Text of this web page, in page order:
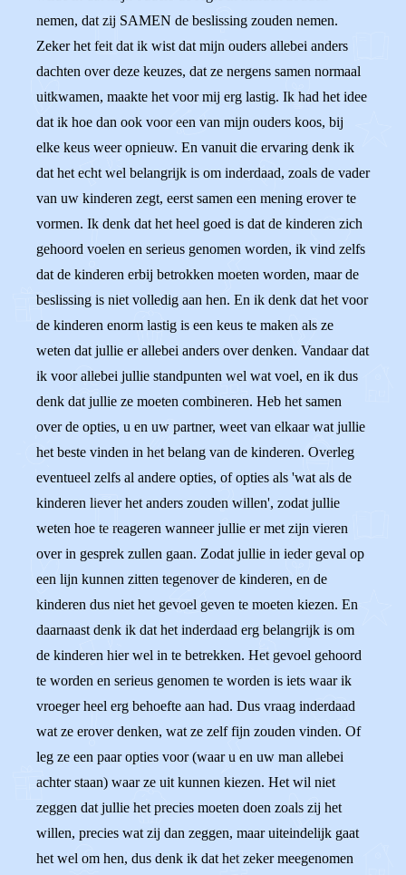
nemen, dat zij SAMEN de beslissing zouden nemen.
Zeker het feit dat ik wist dat mijn ouders allebei anders
dachten over deze keuzes, dat ze nergens samen normaal
uitkwamen, maakte het voor mij erg lastig. Ik had het idee
dat ik hoe dan ook voor een van mijn ouders koos, bij
elke keus weer opnieuw. En vanuit die ervaring denk ik
dat het echt wel belangrijk is om inderdaad, zoals de vader
van uw kinderen zegt, eerst samen een mening erover te
vormen. Ik denk dat het heel goed is dat de kinderen zich
gehoord voelen en serieus genomen worden, ik vind zelfs
dat de kinderen erbij betrokken moeten worden, maar de
beslissing is niet volledig aan hen. En ik denk dat het voor
de kinderen enorm lastig is een keus te maken als ze
weten dat jullie er allebei anders over denken. Vandaar dat
ik voor allebei jullie standpunten wel wat voel, en ik dus
denk dat jullie ze moeten combineren. Heb het samen
over de opties, u en uw partner, weet van elkaar wat jullie
het beste vinden in het belang van de kinderen. Overleg
eventueel zelfs al andere opties, of opties als 'wat als de
kinderen liever het anders zouden willen', zodat jullie
weten hoe te reageren wanneer jullie er met zijn vieren
over in gesprek zullen gaan. Zodat jullie in ieder geval op
een lijn kunnen zitten tegenover de kinderen, en de
kinderen dus niet het gevoel geven te moeten kiezen. En
daarnaast denk ik dat het inderdaad erg belangrijk is om
de kinderen hier wel in te betrekken. Het gevoel gehoord
te worden en serieus genomen te worden is iets waar ik
vroeger heel erg behoefte aan had. Dus vraag inderdaad
wat ze erover denken, wat ze zelf fijn zouden vinden. Of
leg ze een paar opties voor (waar u en uw man allebei
achter staan) waar ze uit kunnen kiezen. Het wil niet
zeggen dat jullie het precies moeten doen zoals zij het
willen, precies wat zij dan zeggen, maar uiteindelijk gaat
het wel om hen, dus denk ik dat het zeker meegenomen